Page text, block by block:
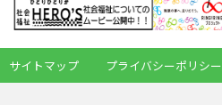
サイトマップ プライバシーポリシー